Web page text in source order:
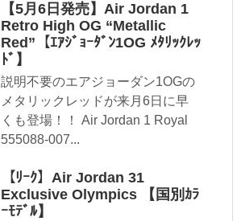
【5月6日発売】Air Jordan 1
Retro High OG “Metallic
Red”【ｴｱｼﾞｮｰﾀﾞﾝ1OG ﾒﾀﾘｯｸﾚｯ
ﾄﾞ】
説明不要のエアジョーダン1OGの
メタリックレッドが来月6日に早
くも登場！！ Air Jordan 1 Royal
555088-007...
【ﾘｰｸ】Air Jordan 31
Exclusive Olympics 【国別ｶﾗ
ｰﾓﾃﾞﾙ】